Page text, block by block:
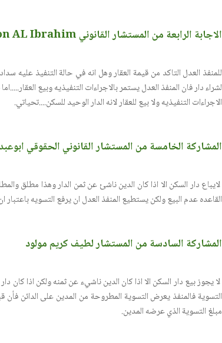
الاجابة الرابعة من المستشار القانوني Mamoon AL Ibrahim
للمنفذ العدل التاكد من قيمة العقار وهل انه في حالة التنفيذ عليه
لشراء دار فان المنفذ العدل يستمر بالاجراءات التنفيذيه وبيع
الاجراءات التنفيذيه ولا بيع للعقار لانه الدار الوحيد للسكن....تحياتي.
المشاركة الخامسة من المستشار القانوني الحقوقي
لايباع دار السكن الا اذا كان الدين ناشئ عن ثمن الدار وهذا مطلق
القاعده عدم البيع ولكن يستطيع المنفذ العدل ان يرفع التسويه
المشاركة السادسة من المستشار لطيف كريم مولود
لا يجوز بيع دار السكن الا اذا كان الدين ناشيء عن ثمنه ولكن اذا
التسوية فالمنفذ يعرض التسوية المطروحة من المدين على الدائن
مبلغ التسوية الذي عرضه المدين.